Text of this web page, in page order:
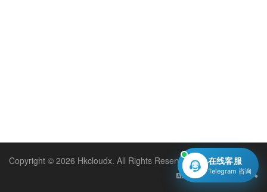
Copyright © 2026 Hkcloudx. All Rights Reserved.
Dansk
在线客服
Telegram 咨询